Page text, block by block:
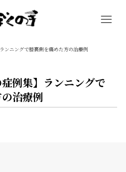
ンニングで膝裏側を痛めた方の治療例
症例集】ランニングで
治療例